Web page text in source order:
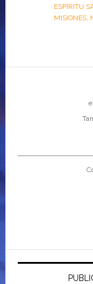
ESPÍRITU
MISIONES,